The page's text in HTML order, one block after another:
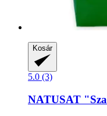
Kosár
5.0 (3)
NATUSAT